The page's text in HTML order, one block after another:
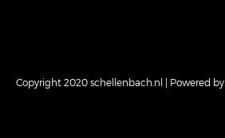
Copyright 2020 schellenbach.nl | Powered by